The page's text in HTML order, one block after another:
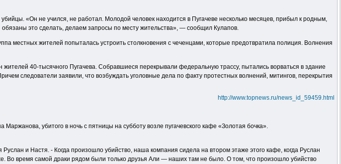
«Он не учился, не работал. Молодой человек находится в Пугачеве несколько месяцев, прибыл к родным,
это сделать, делаем запросы по месту жительства», — сообщил Кулапов.
местных жителей попыталась устроить столкновения с чеченцами, которые предотвратила полиция. Волнения
40-тысячного Пугачева. Собравшиеся перекрывали федеральную трассу, пытались ворваться в здание
следователи заявили, что возбуждать уголовные дела по факту протестных волнений, митингов, перекрытия
http://www.topnews.ru/news_id_59459.html
убитого в ночь с пятницы на субботу возле пугачевского кафе «Золотая бочка».
и Настя. - Когда произошло убийство, наша компания сидела на втором этаже этого кафе, когда Руслан
время самой драки рядом были только друзья Али — наших там не было. О том, что произошло убийство